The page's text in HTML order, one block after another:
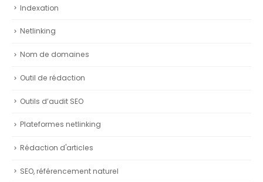
Indexation
Netlinking
Nom de domaines
Outil de rédaction
Outils d’audit SEO
Plateformes netlinking
Rédaction d'articles
SEO, référencement naturel